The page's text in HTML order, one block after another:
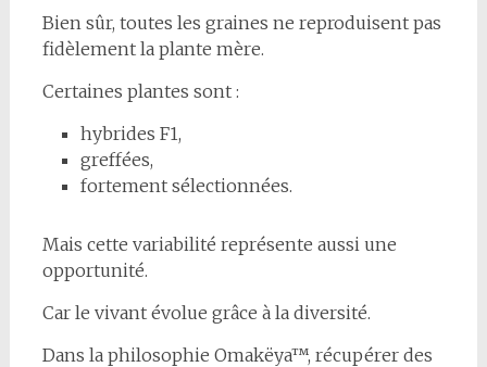
Bien sûr, toutes les graines ne reproduisent pas
fidèlement la plante mère.
Certaines plantes sont :
hybrides F1,
greffées,
fortement sélectionnées.
Mais cette variabilité représente aussi une
opportunité.
Car le vivant évolue grâce à la diversité.
Dans la philosophie Omakëya™, récupérer des